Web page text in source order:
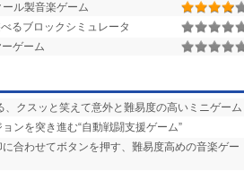
ル製音楽ゲーム
るブロックシミュレータ
ゲーム
クスッと笑えて意外と難易度の高いミニゲーム
ンを突き進む“自動戦闘支援ゲーム”
合わせてボタンを押す、難易度高めの音楽ゲー